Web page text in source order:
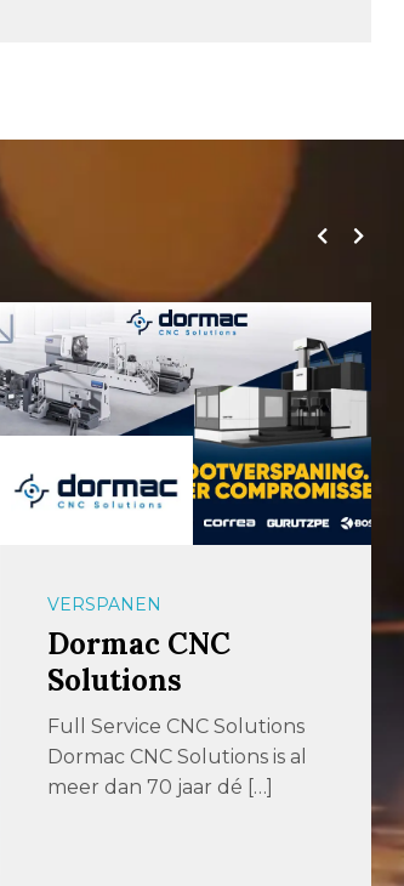
VERSPANEN
Dormac CNC
Solutions
Full Service CNC Solutions
Dormac CNC Solutions is al
meer dan 70 jaar dé […]